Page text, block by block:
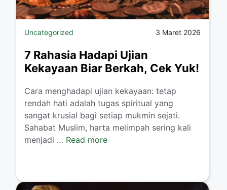
Uncategorized 3 Maret 2026
7 Rahasia Hadapi Ujian
Kekayaan Biar Berkah, Cek Yuk!
Cara menghadapi ujian kekayaan: tetap
rendah hati adalah tugas spiritual yang
sangat krusial bagi setiap mukmin sejati.
Sahabat Muslim, harta melimpah sering kali
menjadi … Read more